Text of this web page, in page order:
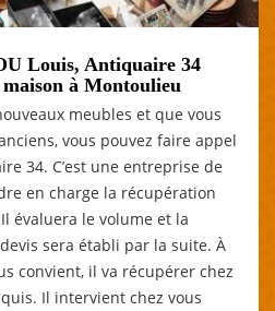
Louis, Antiquaire 34
à Montoulieu
meubles et que vous
vous pouvez faire appel
34. C’est une entreprise de
en charge la récupération
évaluera le volume et la
sera établi par la suite. À
convient, il va récupérer chez
Il intervient chez vous